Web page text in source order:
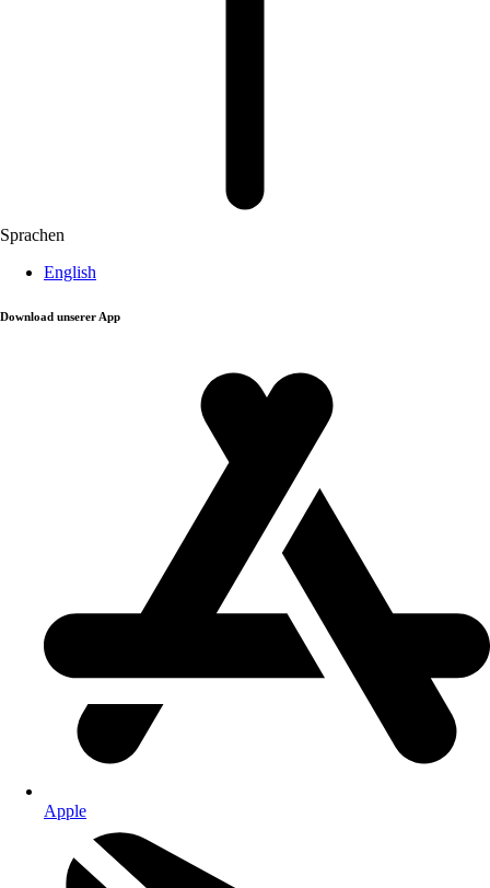
Sprachen
English
Download unserer App
Apple